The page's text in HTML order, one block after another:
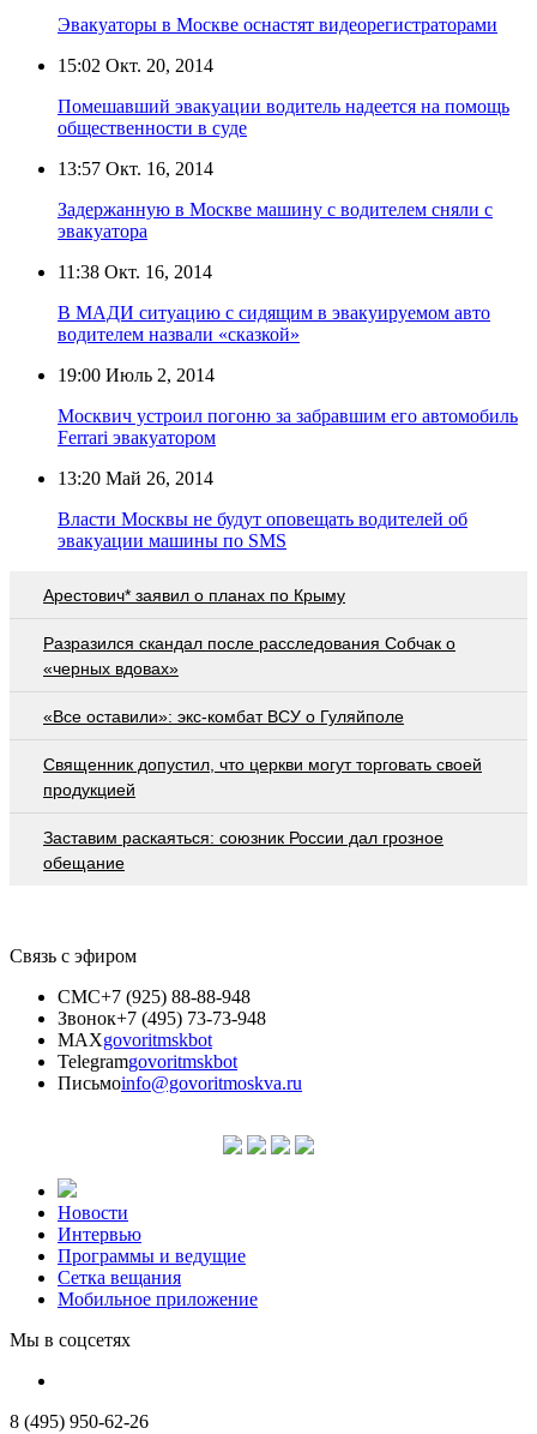
Эвакуаторы в Москве оснастят видеорегистраторами
15:02 Окт. 20, 2014
Помешавший эвакуации водитель надеется на помощь
общественности в суде
13:57 Окт. 16, 2014
Задержанную в Москве машину с водителем сняли с
эвакуатора
11:38 Окт. 16, 2014
В МАДИ ситуацию с сидящим в эвакуируемом авто
водителем назвали «сказкой»
19:00 Июль 2, 2014
Москвич устроил погоню за забравшим его автомобиль
Ferrari эвакуатором
13:20 Май 26, 2014
Власти Москвы не будут оповещать водителей об
эвакуации машины по SMS
Арестович* заявил о планах по Крыму
Разразился скандал после расследования Собчак о
«черных вдовах»
«Все оставили»: экс-комбат ВСУ о Гуляйполе
Священник допустил, что церкви могут торговать своей
продукцией
Заставим раскаяться: союзник России дал грозное
обещание
Связь с эфиром
СМС+7 (925) 88-88-948
Звонок+7 (495) 73-73-948
MAXgovoritmskbot
Telegramgovoritmskbot
Письмоinfo@govoritmoskva.ru
Новости
Интервью
Программы и ведущие
Сетка вещания
Мобильное приложение
Мы в соцсетях
8 (495) 950-62-26